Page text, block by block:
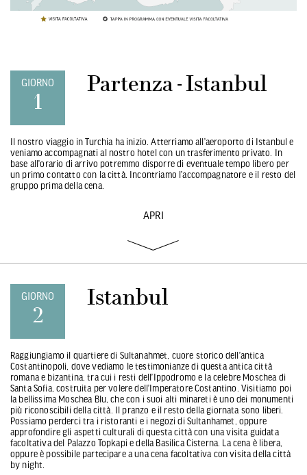
GIORNO
1
Partenza - Istanbul
Il nostro viaggio in Turchia ha inizio. Atterriamo all’aeroporto di Istanbul e
veniamo accompagnati al nostro hotel con un trasferimento privato. In
base all’orario di arrivo potremmo disporre di eventuale tempo libero per
un primo contatto con la città. Incontriamo l’accompagnatore e il resto del
gruppo prima della cena.
APRI
GIORNO
2
Istanbul
Raggiungiamo il quartiere di Sultanahmet, cuore storico dell’antica
Costantinopoli, dove vediamo le testimonianze di questa antica città
romana e bizantina, tra cui i resti dell’Ippodromo e la celebre Moschea di
Santa Sofia, costruita per volere dell’Imperatore Costantino. Visitiamo poi
la bellissima Moschea Blu, che con i suoi alti minareti è uno dei monumenti
più riconoscibili della città. Il pranzo e il resto della giornata sono liberi.
Possiamo perderci tra i ristoranti e i negozi di Sultanhamet, oppure
approfondire gli aspetti culturali di questa città con una visita guidata
facoltativa del Palazzo Topkapi e della Basilica Cisterna. La cena è libera,
oppure è possibile partecipare a una cena facoltativa con visita della città
by night.